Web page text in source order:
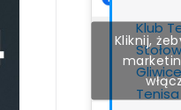
Klub
Kliknij,